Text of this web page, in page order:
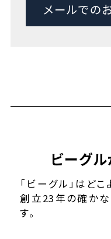
メールでの
ビーグ
「ビーグル」はどこ
創立23年の確か
す。